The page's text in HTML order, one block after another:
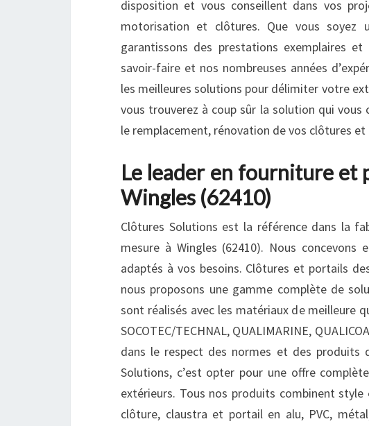
disposition et vous conseillent dans vos
motorisation et clôtures. Que vous soyez
garantissons des prestations exemplaires
savoir-faire et nos nombreuses années
les meilleures solutions pour délimiter votre
vous trouverez à coup sûr la solution qui vous
le remplacement, rénovation de vos clôtures
Le leader en fourniture et
Wingles (62410)
Clôtures Solutions est la référence dans la
mesure à Wingles (62410). Nous
adaptés à vos besoins. Clôtures et portails
nous proposons une gamme complète de
sont réalisés avec les matériaux de meilleure
SOCOTEC/TECHNAL, QUALIMARINE,
dans le respect des normes et des produits
Solutions, c’est opter pour une offre
extérieurs. Tous nos produits combinent
clôture, claustra et portail en alu, PVC,